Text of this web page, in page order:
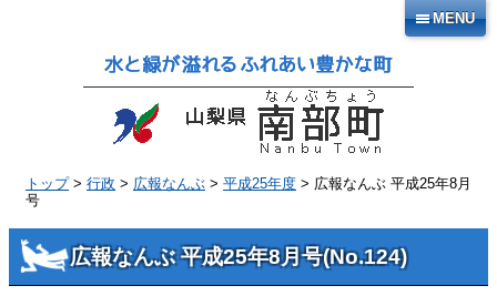
MENU
トップ> 行政 > 広報なんぶ > 平成25年度 > 広報なんぶ 平成25年8月
号
広報なんぶ 平成25年8月号(No.124)